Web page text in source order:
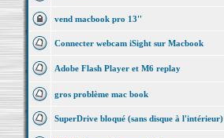
vend macbook pro 13''
Connecter webcam iSight sur Macbook
Adobe Flash Player et M6 replay
gros problème mac book
SuperDrive bloqué (sans disque à l'intérieur)